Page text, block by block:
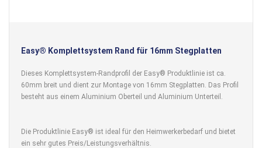
Easy® Komplettsystem Rand für 16mm Stegplatten
Dieses Komplettsystem-Randprofil der Easy® Produktlinie ist ca.
60mm breit und dient zur Montage von 16mm Stegplatten. Das Profil
besteht aus einem Aluminium Oberteil und Aluminium Unterteil.
Die Produktlinie Easy® ist ideal für den Heimwerkerbedarf und bietet
ein sehr gutes Preis/Leistungsverhältnis.